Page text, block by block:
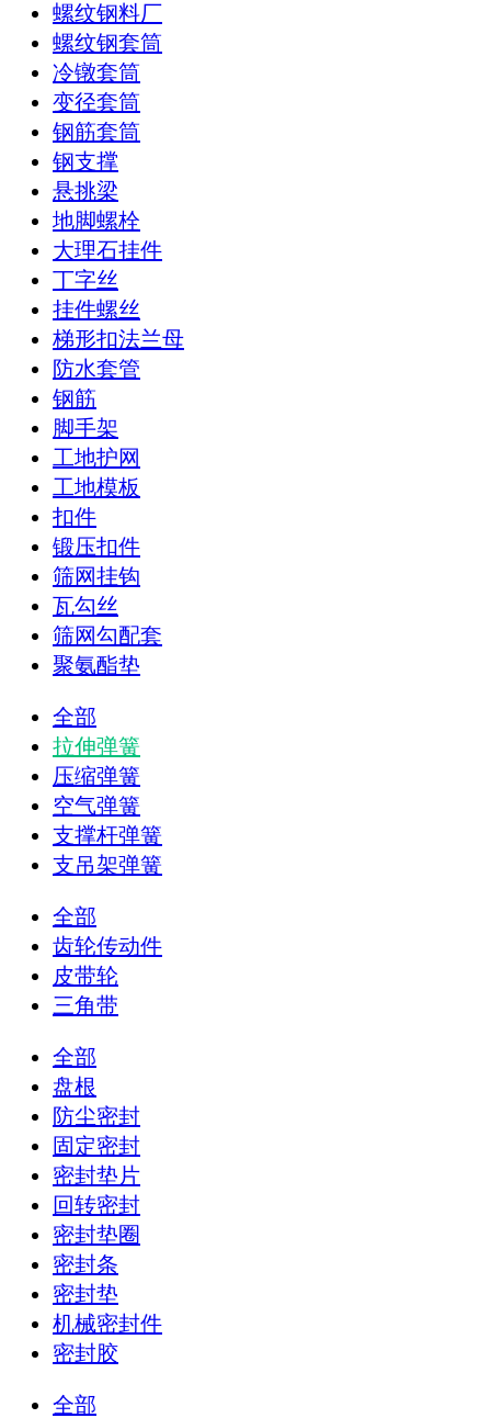
螺纹钢料厂
螺纹钢套筒
冷镦套筒
变径套筒
钢筋套筒
钢支撑
悬挑梁
地脚螺栓
大理石挂件
丁字丝
挂件螺丝
梯形扣法兰母
防水套管
钢筋
脚手架
工地护网
工地模板
扣件
锻压扣件
筛网挂钩
瓦勾丝
筛网勾配套
聚氨酯垫
全部
拉伸弹簧
压缩弹簧
空气弹簧
支撑杆弹簧
支吊架弹簧
全部
齿轮传动件
皮带轮
三角带
全部
盘根
防尘密封
固定密封
密封垫片
回转密封
密封垫圈
密封条
密封垫
机械密封件
密封胶
全部